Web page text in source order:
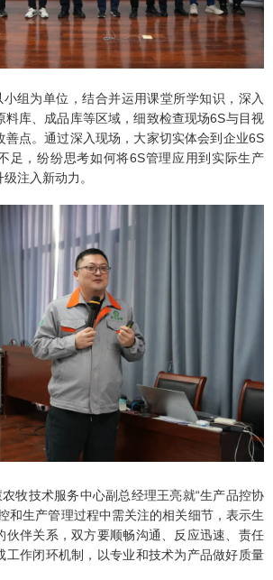
组为单位，结合并运用课堂所学知识，深入
料库、成品库等区域，细致检查现场6S与目视
善点。通过深入现场，大家切实体会到企业6S
足，纷纷思考如何将6S管理应用到实际生产
注入新动力。
牧技术服务中心副总经理王亮就“生产品控协
和生产管理过程中需关注的相关细节，表示生
伙伴关系，双方要顺畅沟通、反应迅速、责任
工作闭环机制，以专业和技术为产品做好质量